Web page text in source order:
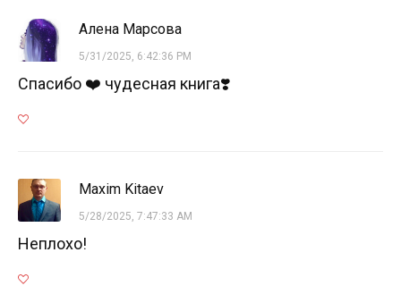
Алена Марсова
5/31/2025, 6:42:36 PM
Спасибо ❤️ чудесная книга❣️
Maxim Kitaev
5/28/2025, 7:47:33 AM
Неплохо!